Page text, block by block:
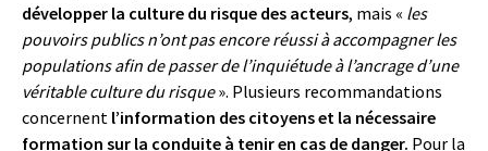
développer la culture du risque des acteurs, mais « les
pouvoirs publics n’ont pas encore réussi à accompagner les
populations afin de passer de l’inquiétude à l’ancrage d’une
véritable culture du risque». Plusieurs recommandations
concernent l’information des citoyens et la nécessaire
formation sur la conduite à tenir en cas de danger. Pour la